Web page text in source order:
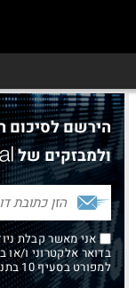
הירשם לסיכום
ולמבזקים של
אני מאשר קבלת
בדואר אלקטרוני ו/
למפורט בסעיף 10 בתנאי השימוש